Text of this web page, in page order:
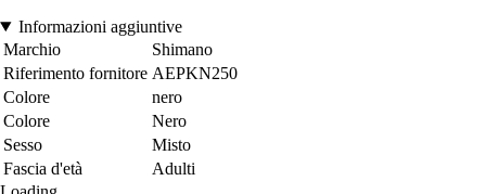
Informazioni aggiuntive
Marchio
Shimano
Riferimento fornitore AEPKN250
Colore
nero
Colore
Nero
Sesso
Misto
Fascia d'età
Adulti